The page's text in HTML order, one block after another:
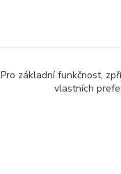
Pro základní funkčnost,
vlastních